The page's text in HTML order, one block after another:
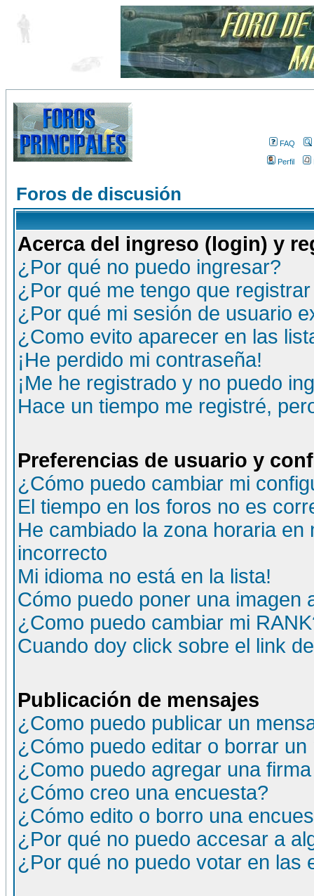
FAQ
Perfil
Foros de discusión
Acerca del ingreso (login) y
¿Por qué no puedo ingresar?
¿Por qué me tengo que
¿Por qué mi sesión de usuario
¿Como evito aparecer en las
¡He perdido mi contraseña!
¡Me he registrado y no puedo
Hace un tiempo me registré,
Preferencias de usuario y
¿Cómo puedo cambiar mi
El tiempo en los foros no es
He cambiado la zona horaria
incorrecto
Mi idioma no está en la lista!
Cómo puedo poner una imagen
¿Como puedo cambiar mi
Cuando doy click sobre el link
Publicación de mensajes
¿Como puedo publicar un
¿Cómo puedo editar o borrar un
¿Como puedo agregar una
¿Cómo creo una encuesta?
¿Cómo edito o borro una
¿Por qué no puedo accesar a
¿Por qué no puedo votar en las